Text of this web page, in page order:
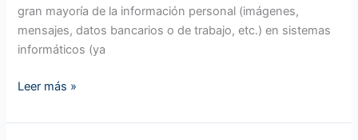
gran mayoría de la información personal (imágenes,
mensajes, datos bancarios o de trabajo, etc.) en sistemas
informáticos (ya
Leer más »